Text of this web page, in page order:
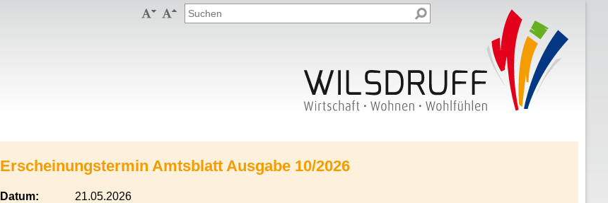
 
Erscheinungstermin Amtsblatt Ausgabe 10/2026
Datum:
21.05.2026